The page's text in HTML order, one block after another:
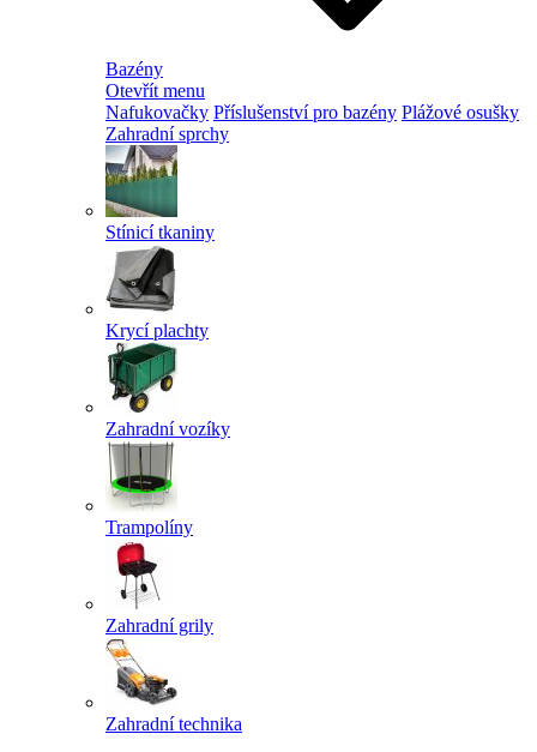
Bazény
Otevřít menu
Nafukovačky Příslušenství pro bazény Plážové osušky
Zahradní sprchy
Stínicí tkaniny
Krycí plachty
Zahradní vozíky
Trampolíny
Zahradní grily
Zahradní technika